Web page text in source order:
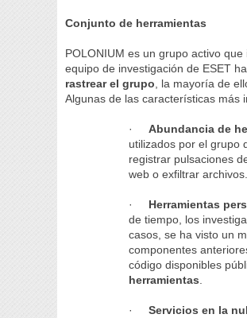
Conjunto de herramientas
POLONIUM es un grupo activo
equipo de investigación de ESET
rastrear el grupo , la mayoría de
Algunas de las características más
·Abundancia de
utilizados por el grupo
registrar pulsaciones
web o exfiltrar archivos.
· Herramientas
de tiempo, los
casos, se ha visto un
componentes
código disponibles
herramientas
·Servicios en la